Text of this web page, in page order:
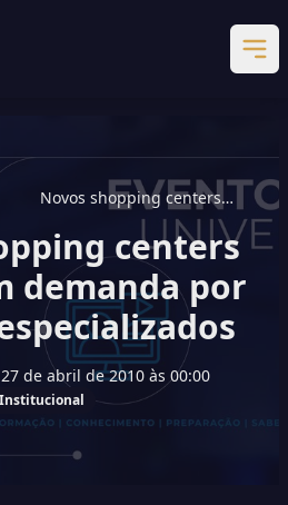
Novos shopping centers
aumentam demanda por gestores
especializados
centers
demanda por
de abril de 2010 às 00:00
Institucional